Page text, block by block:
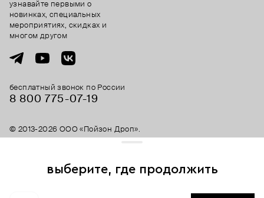
бесплатный звонок по России
8 800 775⁠-07⁠-19
узнавайте первыми о
новинках, специальных
мероприятиях, скидках и
многом другом
© 2013-2026 ООО «Пойзон Дроп».
выберите, где продолжить